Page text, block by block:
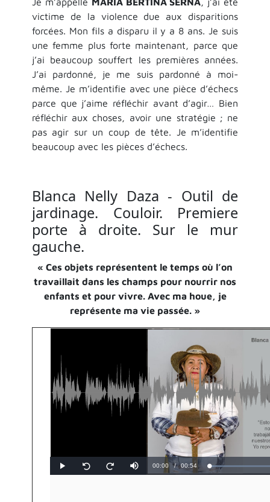
victime de la violence due aux disparitions
forcées. Mon fils a disparu il y a 8 ans. Je suis
une femme plus forte maintenant, parce que
j’ai beaucoup souffert les premières années.
J’ai pardonné, je me suis pardonné à moi-
même. Je m’identifie avec une pièce d’échecs
parce que j’aime réfléchir avant d’agir… Bien
réfléchir aux choses, avoir une stratégie ; ne
pas agir sur un coup de tête. Je m’identifie
beaucoup avec les pièces d’échecs.
Blanca Nelly Daza - Outil de
jardinage. Couloir. Premiere
porte à droite. Sur le mur
gauche.
« Ces objets représentent le temps où l’on
travaillait dans les champs pour nourrir nos
enfants et pour vivre. Avec ma houe, je
représente ma vie passée. »